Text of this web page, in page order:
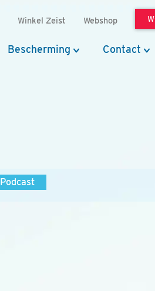
Winkel Zeist Webshop
Bescherming Contact
Podcast